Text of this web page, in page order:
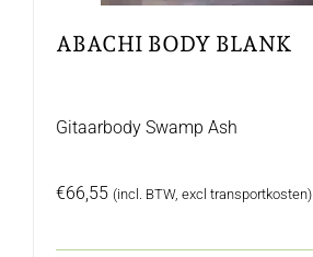
ABACHI BODY BLANK
Gitaarbody Swamp Ash
€66,55 (incl. BTW, excl transportkosten)